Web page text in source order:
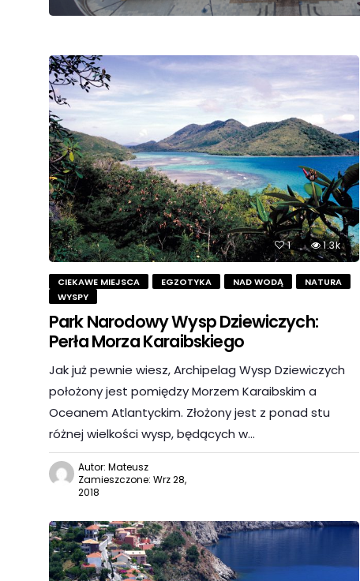
1 1.3k
CIEKAWE MIEJSCA EGZOTYKA NAD WODĄ
NATURA
WYSPY
Park Narodowy Wysp Dziewiczych:
Perła Morza Karaibskiego
Jak już pewnie wiesz, Archipelag Wysp Dziewiczych
położony jest pomiędzy Morzem Karaibskim a
Oceanem Atlantyckim. Złożony jest z ponad stu
różnej wielkości wysp, będących w…
Autor: Mateusz
Zamieszczone: Wrz 28,
2018